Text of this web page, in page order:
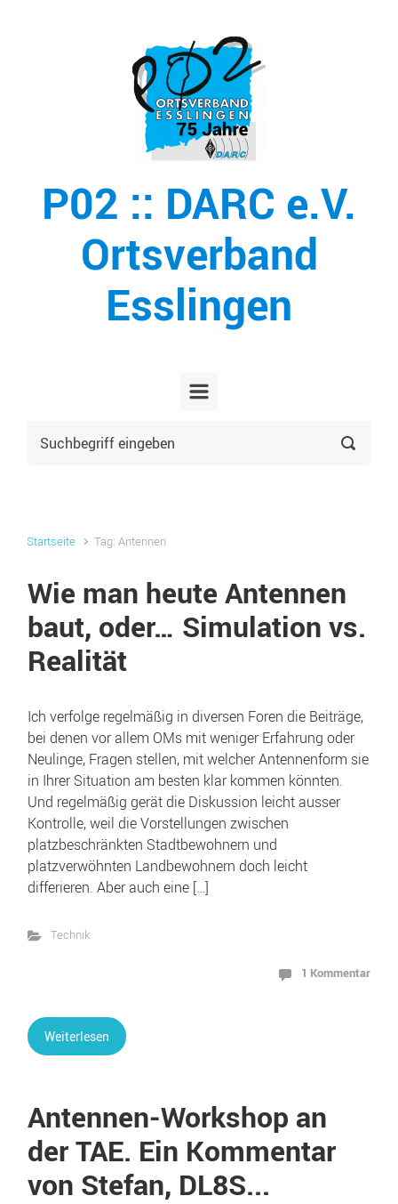
P02 :: DARC e.V.
Ortsverband
Esslingen
Startseite Tag: Antennen
Wie man heute Antennen
baut, oder… Simulation vs.
Realität
Ich verfolge regelmäßig in diversen Foren die Beiträge,
bei denen vor allem OMs mit weniger Erfahrung oder
Neulinge, Fragen stellen, mit welcher Antennenform sie
in Ihrer Situation am besten klar kommen könnten.
Und regelmäßig gerät die Diskussion leicht ausser
Kontrolle, weil die Vorstellungen zwischen
platzbeschränkten Stadtbewohnern und
platzverwöhnten Landbewohnern doch leicht
differieren. Aber auch eine […]
Technik
1 Kommentar
Weiterlesen
Antennen-Workshop an
der TAE. Ein Kommentar
von Stefan, DL8S...